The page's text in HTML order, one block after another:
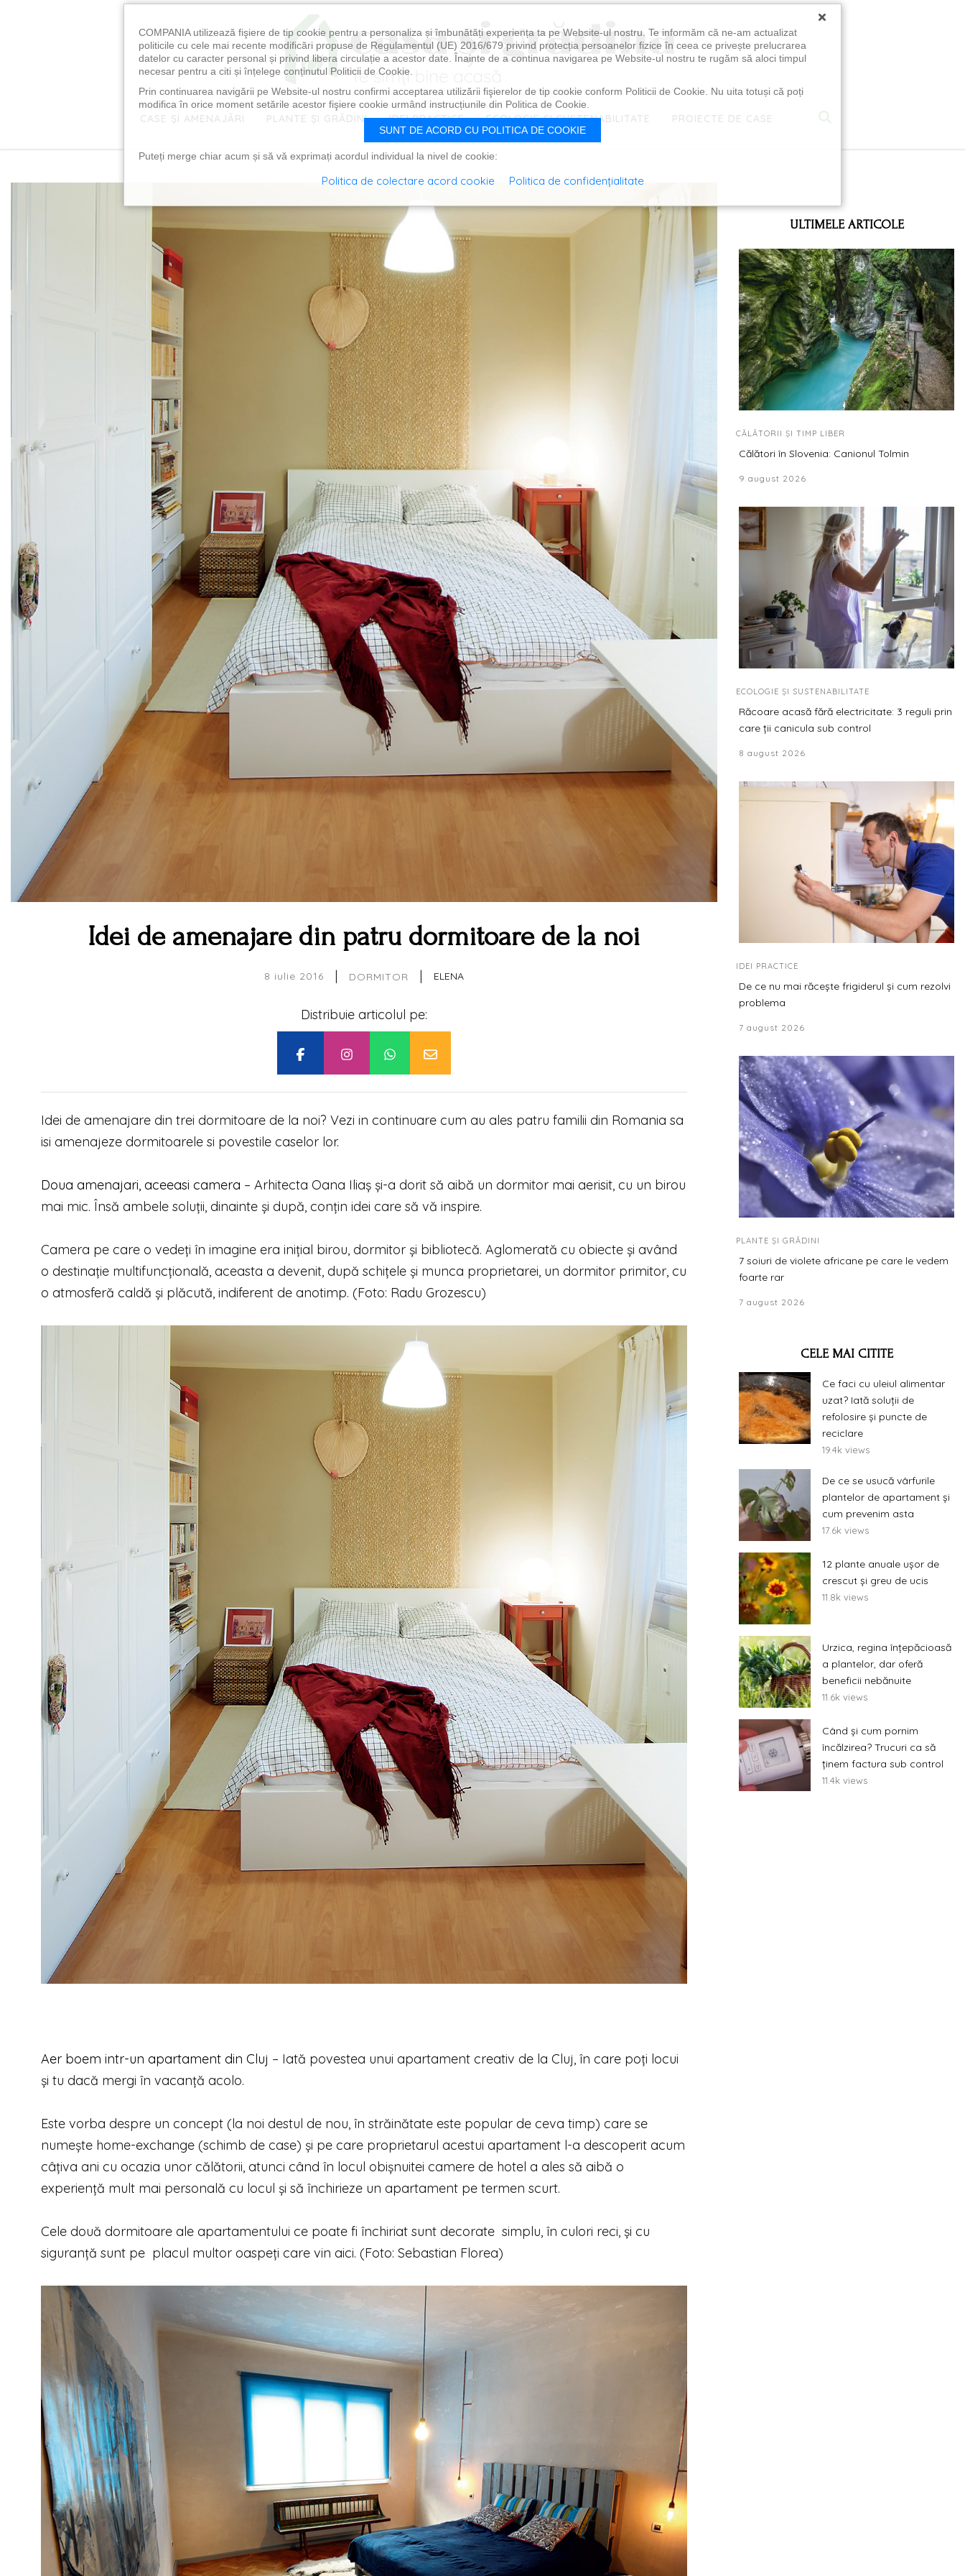
CASE ȘI AMENAJĂRI PLANTE ȘI GRĂDINI IDEI PRACTICE ECOLOGIE ȘI SUSTENABILITATE PROIECTE DE CASE
Idei de amenajare din patru dormitoare de la noi
8 iulie 2016 | DORMITOR | ELENA
Distribuie articolul pe:
Idei de amenajare din trei dormitoare de la noi? Vezi in continuare cum au ales patru familii din Romania sa
isi amenajeze dormitoarele si povestile caselor lor.
Doua amenajari, aceeasi camera – Arhitecta Oana Iliaş şi-a dorit să aibă un dormitor mai aerisit, cu un birou
mai mic. Însă ambele soluţii, dinainte şi după, conţin idei care să vă inspire.
Camera pe care o vedeți în imagine era inițial birou, dormitor şi bibliotecă. Aglomerată cu obiecte și având
o destinație multifuncţională, aceasta a devenit, după schiţele şi munca proprietarei, un dormitor primitor, cu
o atmosferă caldă și plăcută, indiferent de anotimp. (Foto: Radu Grozescu)
Aer boem intr-un apartament din Cluj – Iată povestea unui apartament creativ de la Cluj, în care poţi locui
şi tu dacă mergi în vacanţă acolo.
Este vorba despre un concept (la noi destul de nou, în străinătate este popular de ceva timp) care se
numește home-exchange (schimb de case) și pe care proprietarul acestui apartament l-a descoperit acum
câțiva ani cu ocazia unor călătorii, atunci când în locul obișnuitei camere de hotel a ales să aibă o
experiență mult mai personală cu locul și să închirieze un apartament pe termen scurt.
Cele două dormitoare ale apartamentului ce poate fi închiriat sunt decorate simplu, în culori reci, și cu
siguranță sunt pe placul multor oaspeți care vin aici. (Foto: Sebastian Florea)
ULTIMELE ARTICOLE
CĂLĂTORII ȘI TIMP LIBER
Călători în Slovenia: Canionul Tolmin
9 august 2026
ECOLOGIE ȘI SUSTENABILITATE
Răcoare acasă fără electricitate: 3 reguli prin
care ții canicula sub control
8 august 2026
IDEI PRACTICE
De ce nu mai răcește frigiderul și cum rezolvi
problema
7 august 2026
PLANTE ȘI GRĂDINI
7 soiuri de violete africane pe care le vedem
foarte rar
7 august 2026
CELE MAI CITITE
Ce faci cu uleiul alimentar
uzat? Iată soluții de
refolosire și puncte de
reciclare
19.4k views
De ce se usucă vârfurile
plantelor de apartament și
cum prevenim asta
17.6k views
12 plante anuale ușor de
crescut și greu de ucis
11.8k views
Urzica, regina înțepăcioasă
a plantelor, dar oferă
beneficii nebănuite
11.6k views
Când și cum pornim
încălzirea? Trucuri ca să
ținem factura sub control
11.4k views
×
COMPANIA utilizează fişiere de tip cookie pentru a personaliza și îmbunătăți experiența ta pe Website-ul nostru. Te informăm că ne-am actualizat
politicile cu cele mai recente modificări propuse de Regulamentul (UE) 2016/679 privind protecția persoanelor fizice în ceea ce privește prelucrarea
datelor cu caracter personal și privind libera circulație a acestor date. Înainte de a continua navigarea pe Website-ul nostru te rugăm să aloci timpul
necesar pentru a citi și înțelege conținutul Politicii de Cookie.
Prin continuarea navigării pe Website-ul nostru confirmi acceptarea utilizării fişierelor de tip cookie conform Politicii de Cookie. Nu uita totuși că poți
modifica în orice moment setările acestor fişiere cookie urmând instrucțiunile din Politica de Cookie.
SUNT DE ACORD CU POLITICA DE COOKIE
Puteți merge chiar acum și să vă exprimați acordul individual la nivel de cookie:
Politica de colectare acord cookie Politica de confidențialitate